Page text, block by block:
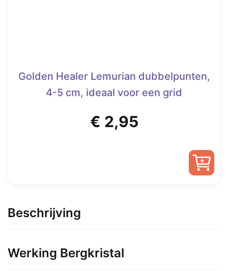
Golden Healer Lemurian dubbelpunten,
4-5 cm, ideaal voor een grid
€ 2,95
Beschrijving
Werking Bergkristal